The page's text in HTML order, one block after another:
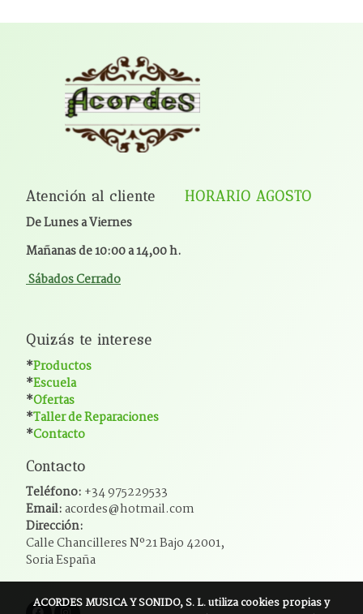
Atención al cliente HORARIO AGOSTO
De Lunes a Viernes
Mañanas de 10:00 a 14,00 h.
Sábados Cerrado
Quizás te interese
*Productos
*Escuela
*Ofertas
*Taller de Reparaciones
*Contacto
Contacto
Teléfono: +34 975229533
Email:acordes@hotmail.com
Dirección:
Calle Chancilleres Nº21 Bajo 42001,
Soria España
ACORDES MUSICA Y SONIDO, S. L.utiliza cookies propias y